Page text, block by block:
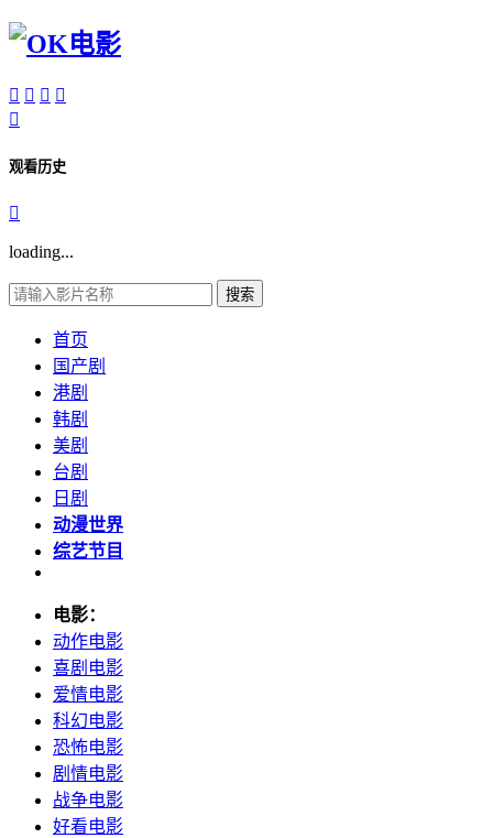
   

观看历史

loading...
搜索
首页
国产剧
港剧
韩剧
美剧
台剧
日剧
动漫世界
综艺节目
电影：
动作电影
喜剧电影
爱情电影
科幻电影
恐怖电影
剧情电影
战争电影
好看电影